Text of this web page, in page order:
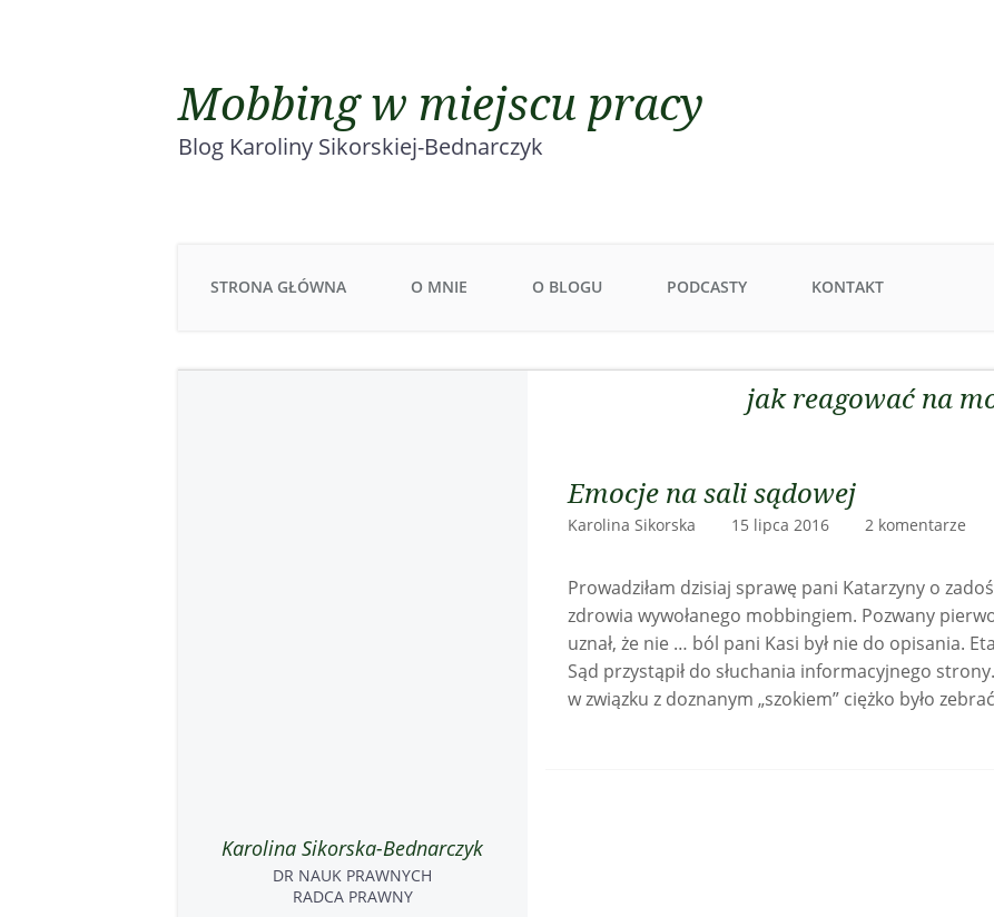
Mobbing w miejscu pracy
Blog Karoliny Sikorskiej-Bednarczyk
STRONA GŁÓWNA O MNIE O BLOGU PODCASTY KONTAKT
jak reagować na
Emocje na sali sądowej
Karolina Sikorska 15 lipca 2016 2 komentarze
Prowadziłam dzisiaj sprawę pani Katarzyny o
zdrowia wywołanego mobbingiem. Pozwany
uznał, że nie … ból pani Kasi był nie do opisania.
Sąd przystąpił do słuchania informacyjnego
w związku z doznanym „szokiem” ciężko było
Karolina Sikorska-Bednarczyk
DR NAUK PRAWNYCH
RADCA PRAWNY